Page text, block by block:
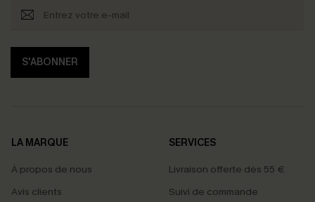
S'ABONNER
LA MARQUE
À propos de nous
Avis clients
SERVICES
Livraison offerte dès 55 €
Suivi de commande